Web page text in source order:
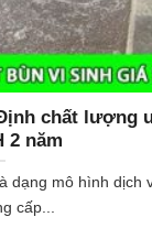
chất lượng
2 năm
dạng mô hình dịch
cấp...